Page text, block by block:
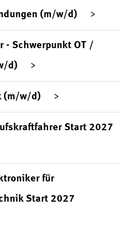
(m/w/d)
- Schwerpunkt OT /
d)
(m/w/d)
Start 2027
für
Start 2027